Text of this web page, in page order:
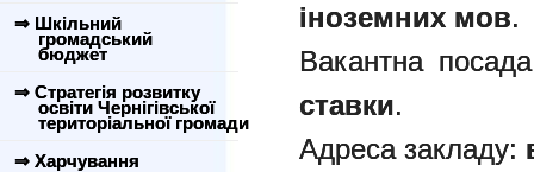
⇒ Шкільний
громадський
бюджет
⇒ Стратегія розвитку
освіти Чернігівської
територіальної громади
⇒ Харчування
іноземних мов.
Вакантна
ставки.
Адреса закладу: